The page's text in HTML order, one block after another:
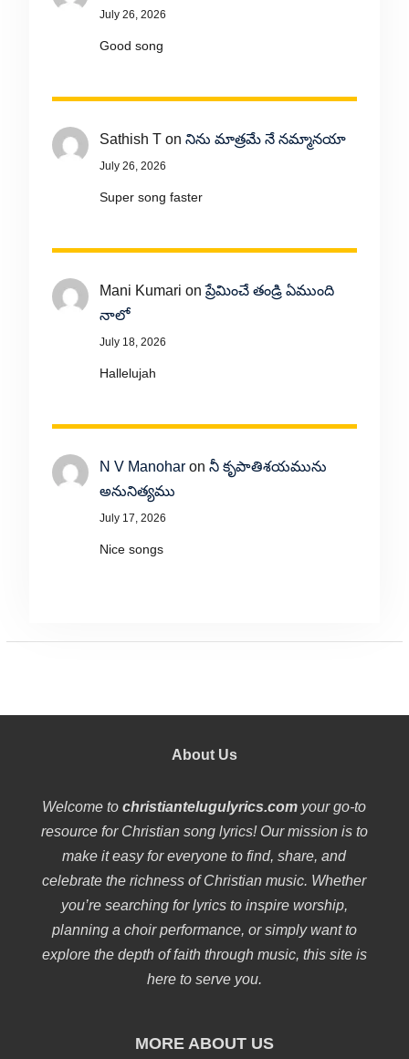
July 26, 2026
Good song
Sathish Ton నిను మాత్రమే నే నమ్మానయా
July 26, 2026
Super song faster
Mani Kumari onప్రేమించే తండ్రి ఏముంది
నాలో
July 18, 2026
Hallelujah
N V Manoharon నీ కృపాతిశయమును
అనునిత్యము
July 17, 2026
Nice songs
About Us
Welcome tochristiantelugulyrics.com your go-to
resource for Christian song lyrics! Our mission is to
make it easy for everyone to find, share, and
celebrate the richness of Christian music. Whether
you’re searching for lyrics to inspire worship,
planning a choir performance, or simply want to
explore the depth of faith through music, this site is
here to serve you.
MORE ABOUT US